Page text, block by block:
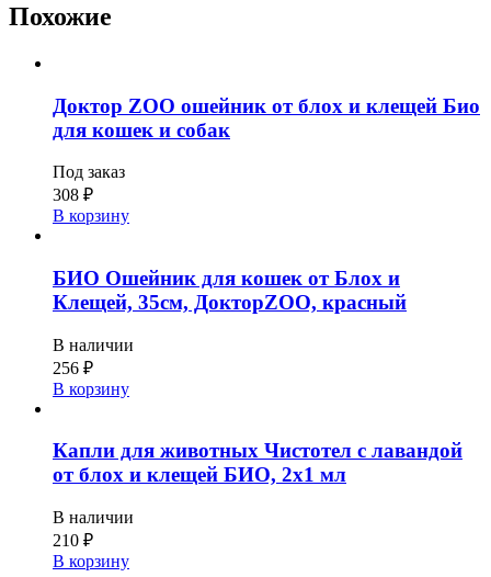
Похожие
Доктор ZOO ошейник от блох и клещей Био
для кошек и собак
Под заказ
308 ₽
В корзину
БИО Ошейник для кошек от Блох и
Клещей, 35см, ДокторZOO, красный
В наличии
256 ₽
В корзину
Капли для животных Чистотел с лавандой
от блох и клещей БИО, 2х1 мл
В наличии
210 ₽
В корзину